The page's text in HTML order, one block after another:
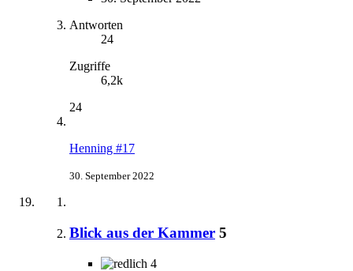
Antworten
24
Zugriffe
6,2k
24
Henning #17
30. September 2022
Blick aus der Kammer 5
4